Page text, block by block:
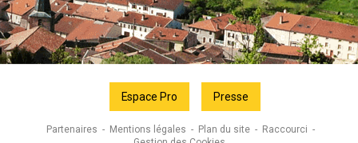
Espace Pro Presse
Partenaires Mentions légales Plan du site
Raccourci